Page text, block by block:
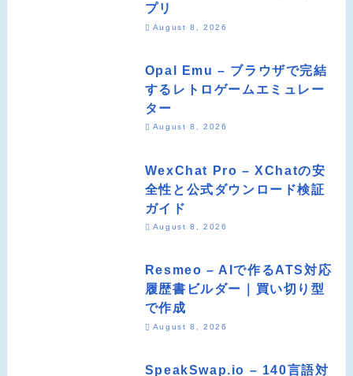
プリ
August 8, 2026
Opal Emu – ブラウザで完結
するレトロゲームエミュレー
ター
August 8, 2026
WexChat Pro – XChatの安
全性と公式ダウンロード検証
ガイド
August 8, 2026
Resmeo – AIで作るATS対応
履歴書ビルダー｜買い切り型
で作成
August 8, 2026
SpeakSwap.io – 140言語対